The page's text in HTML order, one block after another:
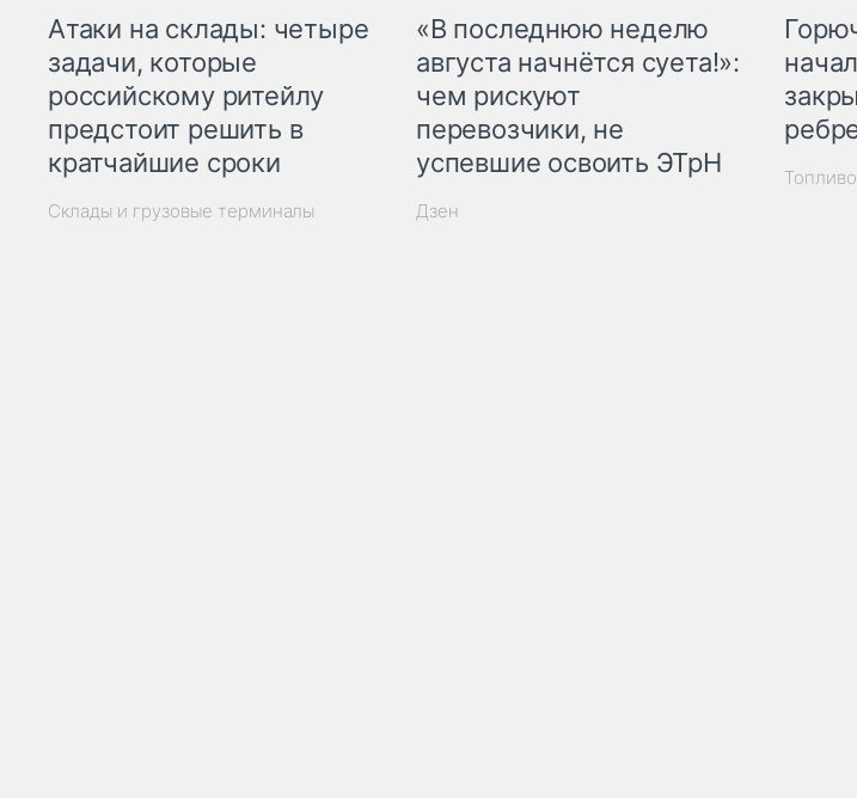
Атаки на склады: четыре
задачи, которые
российскому ритейлу
предстоит решить в
кратчайшие сроки
Склады и грузовые терминалы
«В последнюю неделю
августа начнётся суета!»:
чем рискуют
перевозчики, не
успевшие освоить ЭТрН
Дзен